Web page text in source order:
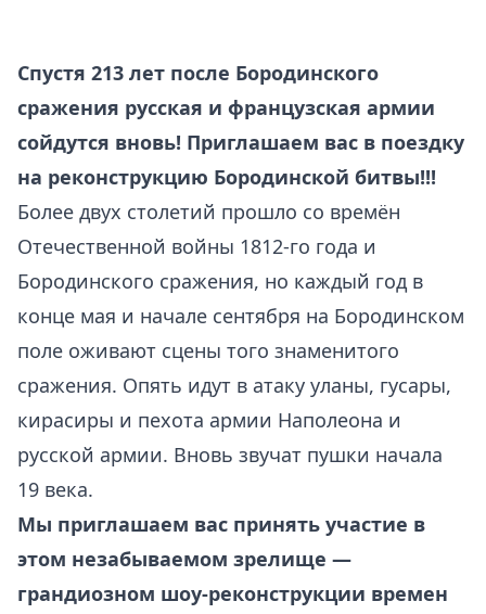
Спустя 213 лет после Бородинского
сражения русская и французская армии
сойдутся вновь! Приглашаем вас в поездку
на реконструкцию Бородинской битвы!!!
Более двух столетий прошло со времён
Отечественной войны 1812-го года и
Бородинского сражения, но каждый год в
конце мая и начале сентября на Бородинском
поле оживают сцены того знаменитого
сражения. Опять идут в атаку уланы, гусары,
кирасиры и пехота армии Наполеона и
русской армии. Вновь звучат пушки начала
19 века.
Мы приглашаем вас принять участие в
этом незабываемом зрелище —
грандиозном шоу-реконструкции времен